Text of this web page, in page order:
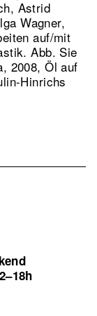
Astrid
Wagner,
auf/mit
Abb. Sie
2008, Öl auf
Hinrichs